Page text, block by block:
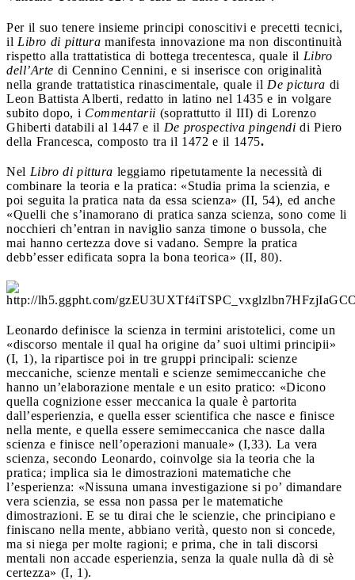
Per il suo tenere insieme principi conoscitivi e precetti tecnici,
il Libro di pittura manifesta innovazione ma non discontinuità
rispetto alla trattatistica di bottega trecentesca, quale il Libro
dell’Arte di Cennino Cennini, e si inserisce con originalità
nella grande trattatistica rinascimentale, quale il De pictura di
Leon Battista Alberti, redatto in latino nel 1435 e in volgare
subito dopo, i Commentarii (soprattutto il III) di Lorenzo
Ghiberti databili al 1447 e il De prospectiva pingendi di Piero
della Francesca, composto tra il 1472 e il 1475.
Nel Libro di pittura leggiamo ripetutamente la necessità di
combinare la teoria e la pratica: «Studia prima la scienzia, e
poi seguita la pratica nata da essa scienza» (II, 54), ed anche
«Quelli che s’inamorano di pratica sanza scienza, sono come li
nocchieri ch’entran in naviglio sanza timone o bussola, che
mai hanno certezza dove si vadano. Sempre la pratica
debb’esser edificata sopra la bona teorica» (II, 80).
Leonardo definisce la scienza in termini aristotelici, come un
«discorso mentale il qual ha origine da’ suoi ultimi principii»
(I, 1), la ripartisce poi in tre gruppi principali: scienze
meccaniche, scienze mentali e scienze semimeccaniche che
hanno un’elaborazione mentale e un esito pratico: «Dicono
quella cognizione esser meccanica la quale è partorita
dall’esperienzia, e quella esser scientifica che nasce e finisce
nella mente, e quella essere semimeccanica che nasce dalla
scienza e finisce nell’operazioni manuale» (I,33). La vera
scienza, secondo Leonardo, coinvolge sia la teoria che la
pratica; implica sia le dimostrazioni matematiche che
l’esperienza: «Nissuna umana investigazione si po’ dimandare
vera scienzia, se essa non passa per le matematiche
dimostrazioni. E se tu dirai che le scienzie, che principiano e
finiscano nella mente, abbiano verità, questo non si concede,
ma si niega per molte ragioni; e prima, che in tali discorsi
mentali non accade esperienzia, senza la quale nulla dà di sè
certezza» (I, 1).